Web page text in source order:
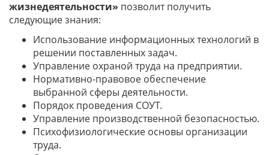
жизнедеятельности» позволит получить
следующие знания:
Использование информационных технологий в
решении поставленных задач.
Управление охраной труда на предприятии.
Нормативно-правовое обеспечение
выбранной сферы деятельности.
Порядок проведения СОУТ.
Управление производственной безопасностью.
Психофизиологические основы организации
труда.